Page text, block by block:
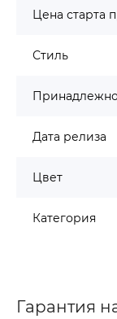
Цена старта
Стиль
Дата релиза
Цвет
Категория
Гарантия